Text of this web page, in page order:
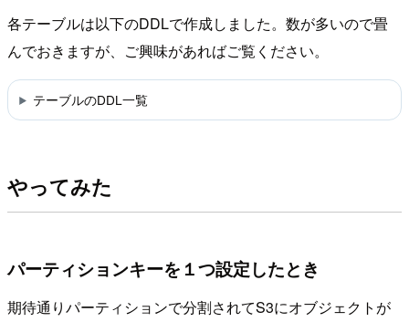
各テーブルは以下のDDLで作成しました。数が多いので畳
んでおきますが、ご興味があればご覧ください。
テーブルのDDL一覧
やってみた
パーティションキーを１つ設定したとき
期待通りパーティションで分割されてS3にオブジェクトが